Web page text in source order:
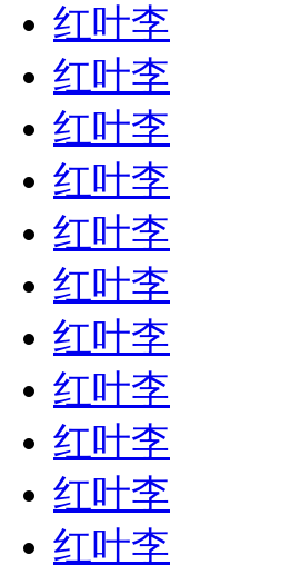
红叶李
红叶李
红叶李
红叶李
红叶李
红叶李
红叶李
红叶李
红叶李
红叶李
红叶李